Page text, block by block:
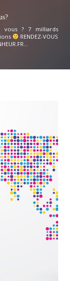
? 7 milliards
RENDEZ-VOUS